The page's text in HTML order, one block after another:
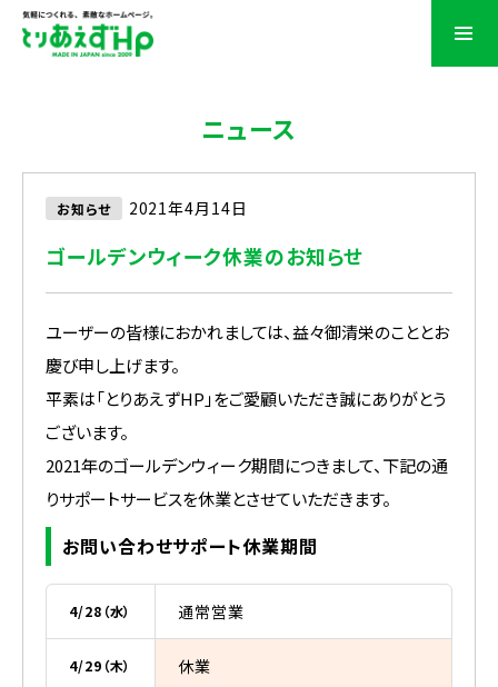
ニュース
お知らせ 2021年4月14日
ゴールデンウィーク休業のお知らせ
ユーザーの皆様におかれましては、益々御清栄のこととお
慶び申し上げます。
平素は「とりあえずHP」をご愛顧いただき誠にありがとう
ございます。
2021年のゴールデンウィーク期間につきまして、下記の通
りサポートサービスを休業とさせていただきます。
お問い合わせサポート休業期間
4/28（水） 通常営業
4/29（木） 休業